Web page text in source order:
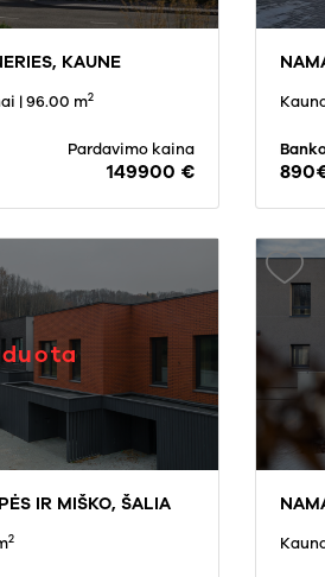
KAUNE
| 96.00 m2
Pardavimo kaina
149900 €
IR MIŠKO, ŠALIA
2